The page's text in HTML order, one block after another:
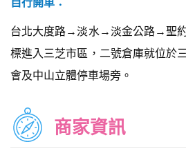
台北大度路→淡水→淡金公路→聖
標進入三芝市區，二號倉庫就位於
會及中山立體停車場旁。
商家資訊